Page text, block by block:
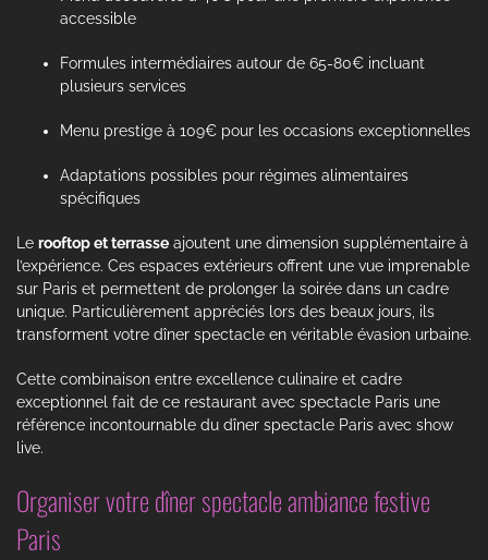
accessible
Formules intermédiaires autour de 65-80€ incluant
plusieurs services
Menu prestige à 109€ pour les occasions exceptionnelles
Adaptations possibles pour régimes alimentaires
spécifiques
Le rooftop et terrasse ajoutent une dimension supplémentaire à
l’expérience. Ces espaces extérieurs offrent une vue imprenable
sur Paris et permettent de prolonger la soirée dans un cadre
unique. Particulièrement appréciés lors des beaux jours, ils
transforment votre dîner spectacle en véritable évasion urbaine.
Cette combinaison entre excellence culinaire et cadre
exceptionnel fait de ce restaurant avec spectacle Paris une
référence incontournable du dîner spectacle Paris avec show
live.
Organiser votre dîner spectacle ambiance festive
Paris